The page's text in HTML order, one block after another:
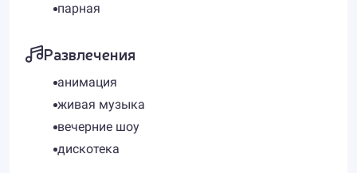
парная
Развлечения
анимация
живая музыка
вечерние шоу
дискотека